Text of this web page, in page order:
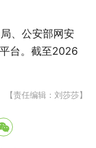
、公安部网安
台。截至2026
【责任编辑：刘莎莎】